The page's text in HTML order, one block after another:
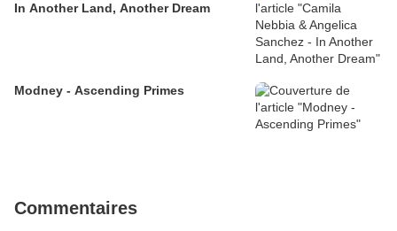
In Another Land, Another Dream
Modney - Ascending Primes
Commentaires